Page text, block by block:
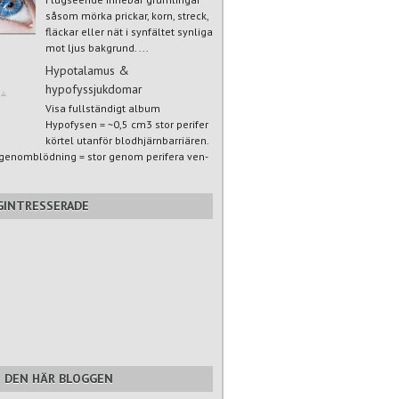
såsom mörka prickar, korn, streck,
fläckar eller nät i synfältet synliga
mot ljus bakgrund. ...
Hypotalamus &
hypofyssjukdomar
Visa fullständigt album
Hypofysen = ~0,5 cm3 stor perifer
körtel utanför blodhjärnbarriären.
= stor genom perifera ven-
HÄR BLOGGEN